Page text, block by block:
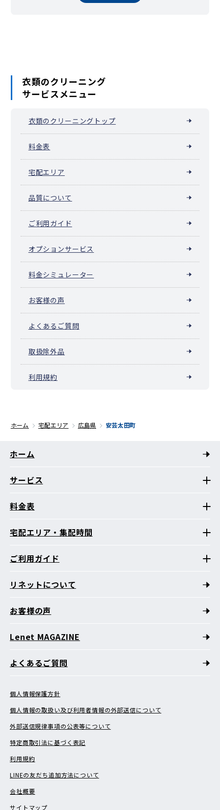
衣類のクリーニング
サービスメニュー
衣類のクリーニングトップ
料金表
宅配エリア
品質について
ご利用ガイド
オプションサービス
料金シミュレーター
お客様の声
よくあるご質問
取扱除外品
利用規約
ホーム 宅配エリア 広島県 安芸太田町
ホーム
サービス
料金表
宅配エリア・集配時間
ご利用ガイド
リネットについて
お客様の声
Lenet MAGAZINE
よくあるご質問
個人情報保護方針
個人情報の取扱い及び利用者情報の外部送信について
外部送信規律事項の公表等について
特定商取引法に基づく表記
利用規約
LINEの友だち追加方法について
会社概要
サイトマップ